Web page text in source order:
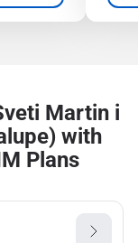
Martin i
with
Plans